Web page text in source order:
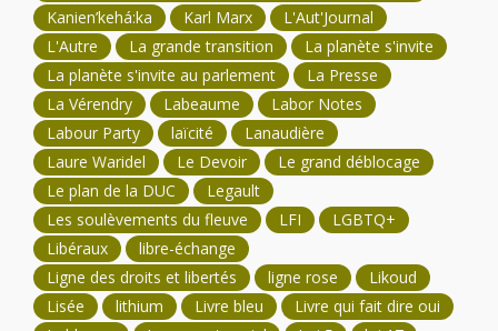
Kanien’kehá:ka
Karl Marx
L'Aut'Journal
L'Autre
La grande transition
La planète s'invite
La planète s'invite au parlement
La Presse
La Vérendry
Labeaume
Labor Notes
Labour Party
laïcité
Lanaudière
Laure Waridel
Le Devoir
Le grand déblocage
Le plan de la DUC
Legault
Les soulèvements du fleuve
LFI
LGBTQ+
Libéraux
libre-échange
Ligne des droits et libertés
ligne rose
Likoud
Lisée
lithium Livre bleu
Livre qui fait dire oui